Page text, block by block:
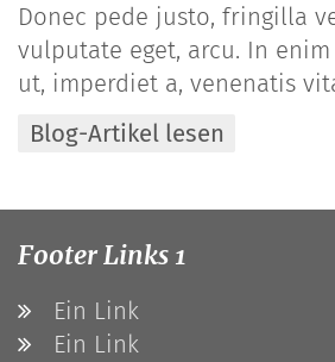
Donec pede justo, fringilla
vulputate eget, arcu. In
ut, imperdiet a, venenatis
Blog-Artikel lesen
Footer Links 1
Ein Link
Ein Link